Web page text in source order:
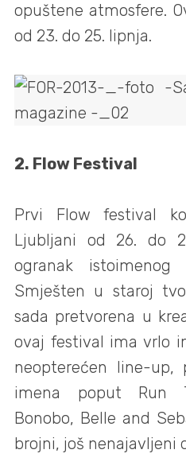
opuštene atmosfere.
od 23. do 25. lipnja.
2. Flow Festival
Prvi Flow festival
Ljubljani od 26. do
ogranak
Smješten u staroj
sada pretvorena u
ovaj festival ima vrlo
neopterećen line-
imena poput Run
Bonobo, Belle and
brojni, još nenajavljeni